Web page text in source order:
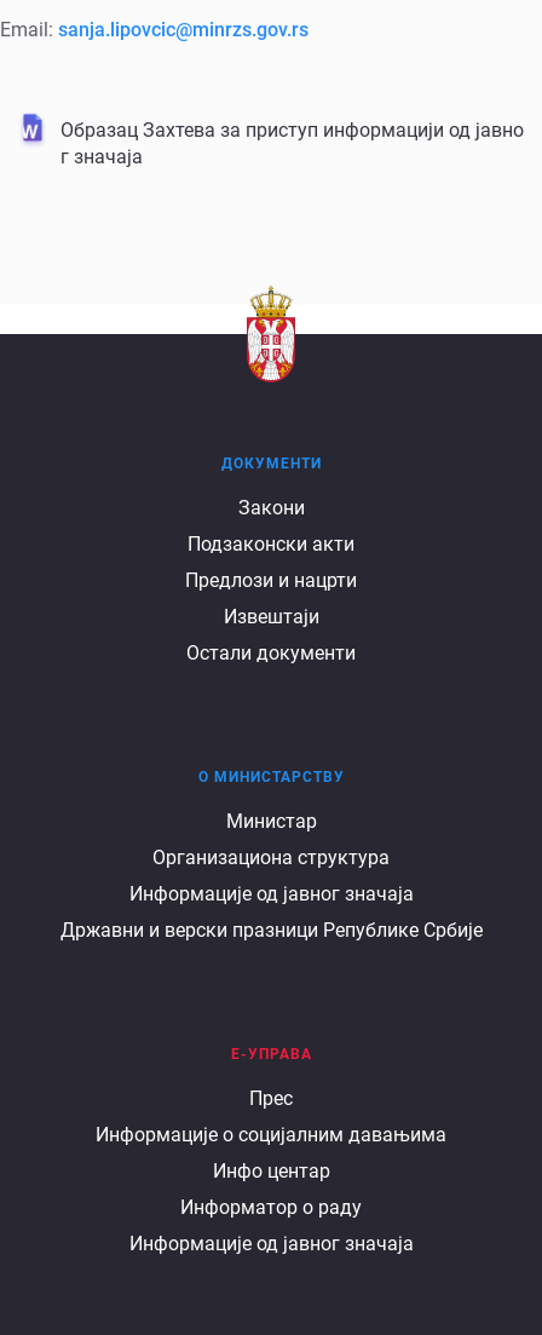
Email: sanja.lipovcic@minrzs.gov.rs
Образац Захтева за приступ информацији од јавно
г значаја
ДОКУМЕНТИ
Закони
Подзаконски акти
Предлози и нацрти
Извештаји
Остали документи
министарству
О МИНИСТАРСТВУ
Министар
Организациона структура
Информације од јавног значаја
Државни и верски празници Републике Србије
Е-УПРАВА
Прес
Информације о социјалним давањима
Инфо центар
Информатор о раду
Информације од јавног значаја